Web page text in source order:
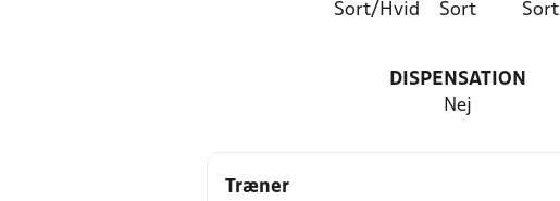
Sort/Hvid Sort Sort
DISPENSATION
Nej
Træner